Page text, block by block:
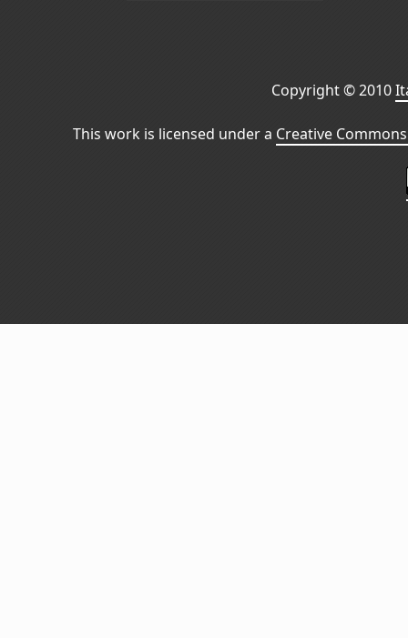
Copyright © 2010
This work is licensed under a Creative